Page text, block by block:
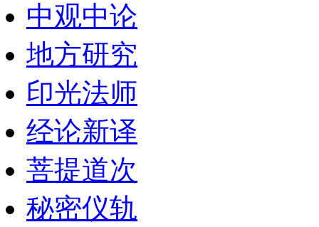
中观中论
地方研究
印光法师
经论新译
菩提道次
秘密仪轨